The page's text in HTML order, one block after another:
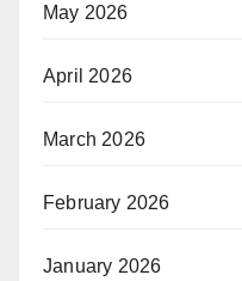
May 2026
April 2026
March 2026
February 2026
January 2026